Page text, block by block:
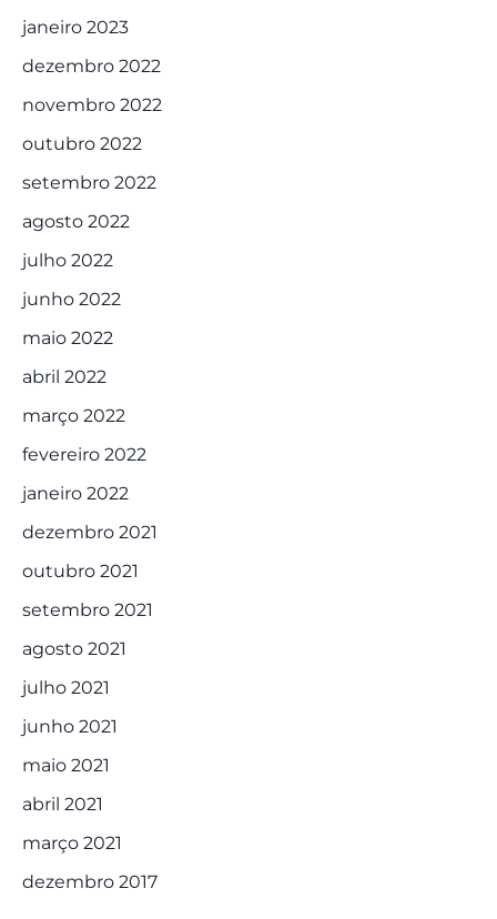
janeiro 2023
dezembro 2022
novembro 2022
outubro 2022
setembro 2022
agosto 2022
julho 2022
junho 2022
maio 2022
abril 2022
março 2022
fevereiro 2022
janeiro 2022
dezembro 2021
outubro 2021
setembro 2021
agosto 2021
julho 2021
junho 2021
maio 2021
abril 2021
março 2021
dezembro 2017